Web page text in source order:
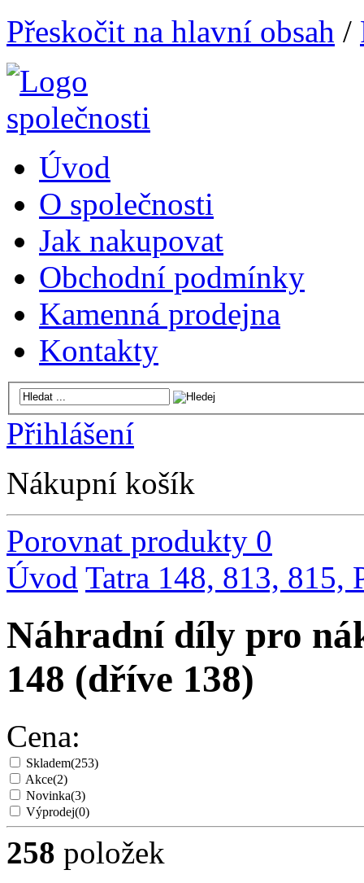
Přeskočit na hlavní obsah /
Úvod
O společnosti
Jak nakupovat
Obchodní podmínky
Kamenná prodejna
Kontakty
Přihlášení
Nákupní košík
Porovnat produkty 0
Úvod Tatra 148, 813, 815,
Náhradní díly pro
148 (dříve 138)
Cena:
Skladem(253)
Akce(2)
Novinka(3)
Výprodej(0)
258 položek